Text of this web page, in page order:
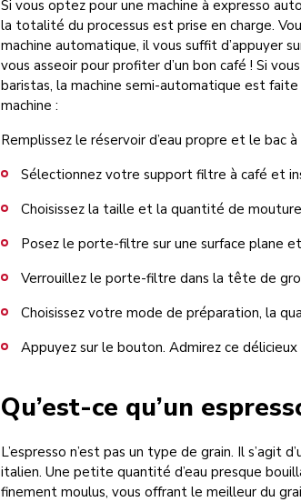
Si vous optez pour une machine à expresso
la totalité du processus est prise en charge.
machine automatique, il vous suffit d’appuyer
vous asseoir pour profiter d’un bon café ! Si
baristas, la machine semi-automatique est
machine :
Remplissez le réservoir d’eau propre et le bac à
Sélectionnez votre support filtre à café et
Choisissez la taille et la quantité de
Posez le porte-filtre sur une surface plane
Verrouillez le porte-filtre dans la tête de
Choisissez votre mode de préparation, la
Appuyez sur le bouton. Admirez ce
Qu’est-ce qu’un
L’espresso n’est pas un type de grain. Il s’agit
italien. Une petite quantité d’eau presque
finement moulus, vous offrant le meilleur du